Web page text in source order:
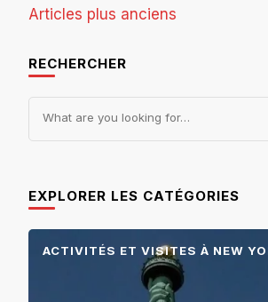
Navigation
articles
Articles plus anciens
RECHERCHER
EXPLORER LES CATÉGORIES
ACTIVITÉS ET VISITES À NEW